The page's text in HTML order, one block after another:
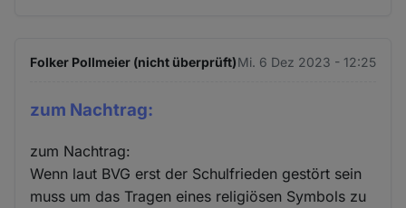
Folker Pollmeier (nicht überprüft)Mi. 6 Dez 2023 - 12:25
zum Nachtrag:
zum Nachtrag:
Wenn laut BVG erst der Schulfrieden gestört sein
muss um das Tragen eines religiösen Symbols zu